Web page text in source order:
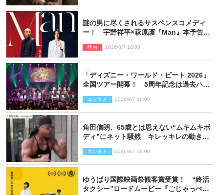
謎の男に尽くされるサスペンスコメディ
ー！ 宇野祥平×萩原護『Man』本予告＆
映画 2026/8/7 18:00
「ディズニー・ワールド・ビート 2026」
全国ツアー開幕！ 5周年記念は過去ハイ
ポート】
エンタメ 2026/8/7 18:00
角田信朗、65歳とは思えない“ムキムキボ
ディ”にネット騒然 キレッキレの動きを
エンタメ 2026/8/7 18:00
ゆうばり国際映画祭観客賞受賞！ “終活
タクシー”ロードムービー『ごじゃっぺタ